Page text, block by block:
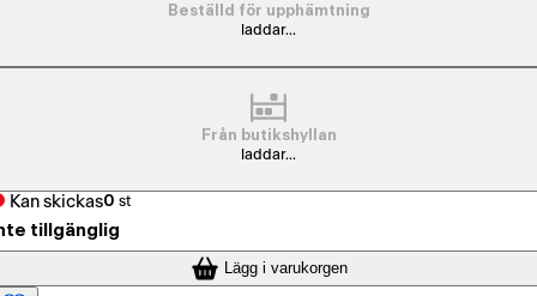
Beställd för upphämtning
laddar...
Från butikshyllan
laddar...
Kan skickas0 st
tillgänglig
Lägg i varukorgen